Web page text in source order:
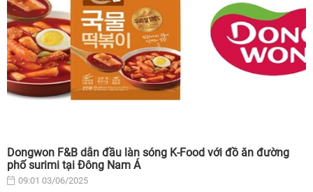
Dongwon F&B dẫn đầu làn sóng K-Food với đồ ăn đường
phố surimi tại Đông Nam Á
09:01 03/06/2025